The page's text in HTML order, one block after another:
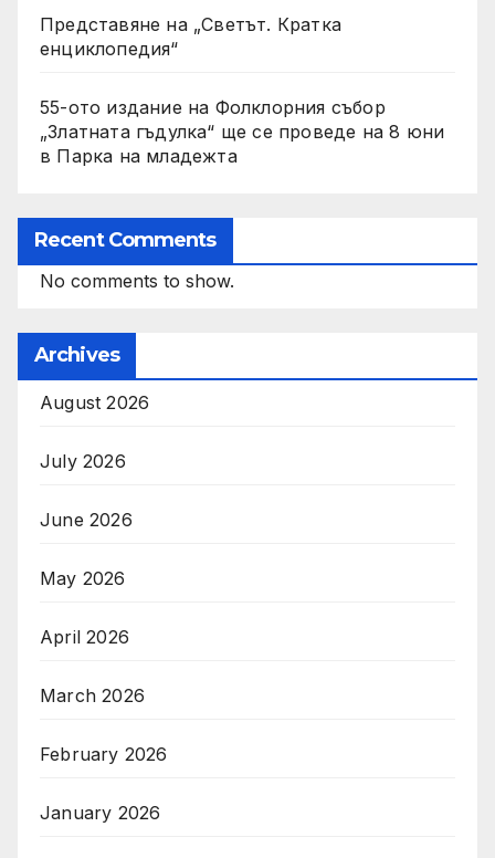
Представяне на „Светът. Кратка
енциклопедия“
55-ото издание на Фолклорния събор
„Златната гъдулка“ ще се проведе на 8 юни
в Парка на младежта
Recent Comments
No comments to show.
Archives
August 2026
July 2026
June 2026
May 2026
April 2026
March 2026
February 2026
January 2026